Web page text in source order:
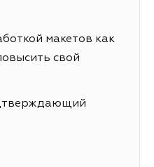
макетов как
свой